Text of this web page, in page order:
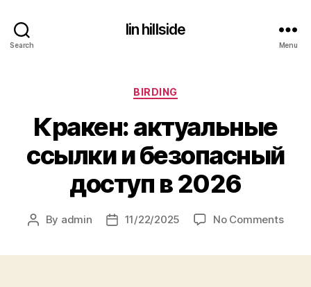
Search
lin hillside
Menu
Categories
BIRDING
Кракен: актуальные
ссылки и безопасный
доступ в 2026
Post
By admin
Post11/22/2025 No Commentson